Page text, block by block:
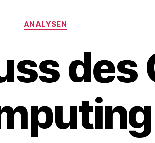
Categories
ANALYSEN
des